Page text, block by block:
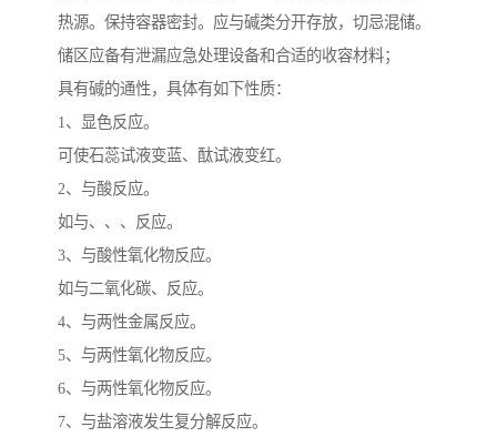
热源。保持容器密封。应与碱类分开存放，切忌混储。
储区应备有泄漏应急处理设备和合适的收容材料；
具有碱的通性，具体有如下性质：
1、显色反应。
可使石蕊试液变蓝、酞试液变红。
2、与酸反应。
如与、、、反应。
3、与酸性氧化物反应。
如与二氧化碳、反应。
4、与两性金属反应。
5、与两性氧化物反应。
6、与两性氧化物反应。
7、与盐溶液发生复分解反应。